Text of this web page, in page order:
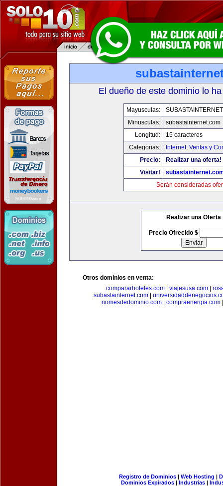
El dueño de este dominio lo
Mayusculas:
Minusculas:
subastainternet.com
Longitud:
15 caracteres
Categorias:
Internet, Ventas y
Precio:
Realizar una oferta!
Visitar!
Serán consideradas
Realizar una Oferta
Precio Ofrecido $
Otros dominios en venta:
compararhoteles.com| viajesusa.com|
subastainternet.com|
nomesdedominio.com| compraenergia.com
Registro de Dominios| Web Hosting |
Dominios Expirados | Industrias |